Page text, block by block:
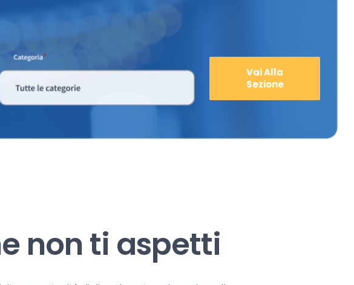
Vai Alla
Sezione
non ti aspetti